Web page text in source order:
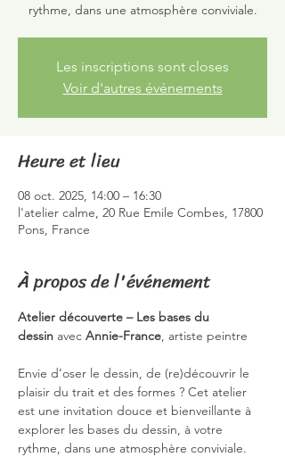
rythme, dans une atmosphère conviviale.
Les inscriptions sont closes
Voir d'autres événements
Heure et lieu
08 oct. 2025, 14:00 – 16:30
l'atelier calme, 20 Rue Emile Combes, 17800
Pons, France
À propos de l'événement
Atelier découverte – Les bases du
dessin avec Annie-France, artiste peintre
Envie d’oser le dessin, de (re)découvrir le
plaisir du trait et des formes ? Cet atelier
est une invitation douce et bienveillante à
explorer les bases du dessin, à votre
rythme, dans une atmosphère conviviale.